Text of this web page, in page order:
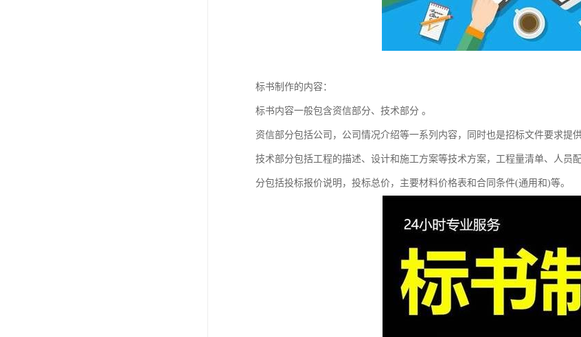
标书制作的内容：
标书内容一般包含资信部分、技术部分 。
资信部分包括公司，公司情况介绍等一系列内容，同时也是招标文件要求提
技术部分包括工程的描述、设计和施工方案等技术方案，工程量清单、人员
分包括投标报价说明，投标总价，主要材料价格表和合同条件(通用和)等。